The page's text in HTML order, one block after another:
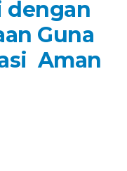
dengan
Guna
Aman